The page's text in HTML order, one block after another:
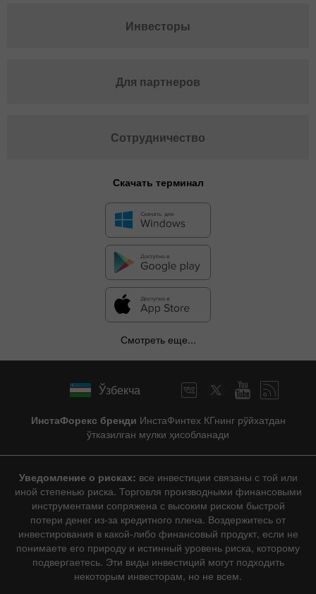
Инвесторы
Для партнеров
Сотрудничество
Скачать терминал
Смотреть еще...
Ўзбекча
ИнстаФорекс бренди ИнстаФинтех КГнинг рўйхатдан
ўтказилган мулки ҳисобланади
Уведомление о рисках: все инвестиции связаны с той или
иной степенью риска. Торговля производными финансовыми
инструментами сопряжена с высоким риском быстрой
потери денег из-за кредитного плеча. Воздержитесь от
инвестирования в какой-либо финансовый продукт, если не
понимаете его природу и истинный уровень риска, которому
подвергаетесь. Эти виды инвестиций могут подходить
некоторым инвесторам, но не всем.